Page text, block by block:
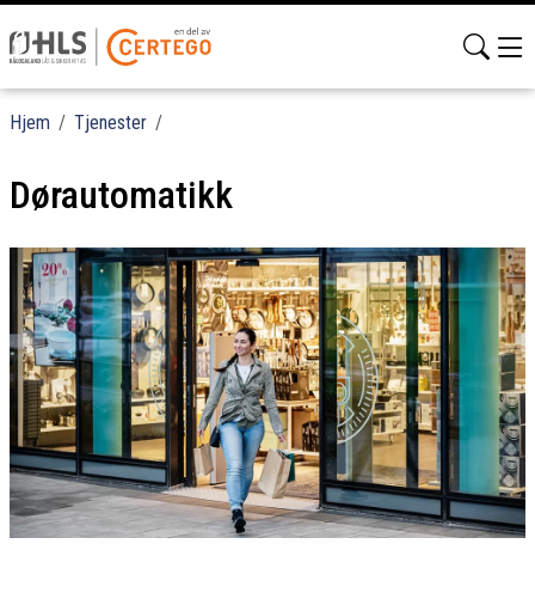
/
Hjem /
Tjenester
Dørautomatikk